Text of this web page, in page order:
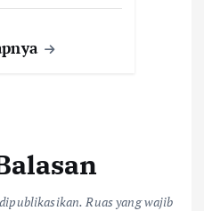
Ruas yang wajib